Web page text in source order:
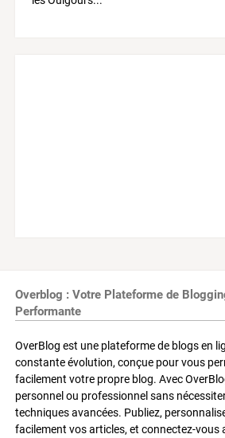
Overblog : Votre Plateforme de
Performante
OverBlog est une plateforme de blogs en
constante évolution, conçue pour vous
facilement votre propre blog. Avec
personnel ou professionnel sans
techniques avancées. Publiez,
facilement vos articles, et connectez-vous